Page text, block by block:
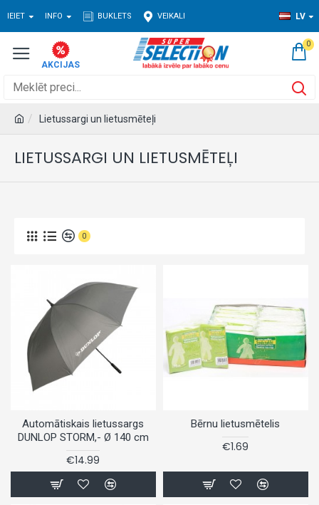
IEIET INFO BUKLETS VEIKALI LV
0
Lietussargi un lietusmēteļi
LIETUSSARGI UN LIETUSMĒTEĻI
0
Automātiskais lietussargs
DUNLOP STORM,- Ø 140 cm
€14.99
Bērnu lietusmētelis
€1.69